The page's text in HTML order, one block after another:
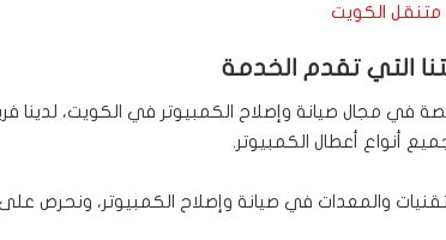
متنقل الكويت
التي تقدم الخدمة
في مجال صيانة وإصلاح الكمبيوتر في الكويت، لدينا
أنواع أعطال الكمبيوتر.
والمعدات في صيانة وإصلاح الكمبيوتر، ونحرص على